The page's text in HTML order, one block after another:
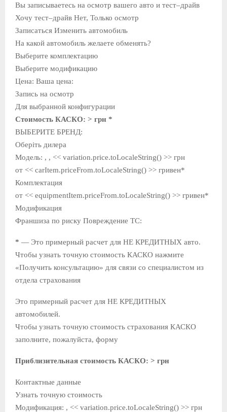
Вы записываетесь на осмотр вашего авто и тест–драйв
Хочу тест–драйв Нет, Только осмотр
Записаться Изменить автомобиль
На какой автомобиль желаете обменять?
Выберите комплектацию
Выберите модификацию
Цена: Ваша цена:
Запись на осмотр
Для выбранной конфигурации
Стоимость КАСКО: > грн *
ВЫБЕРИТЕ БРЕНД:
Оберіть дилера
Модель: , , << variation.price.toLocaleString() >> грн
от << carItem.priceFrom.toLocaleString() >> гривен*
Комплектация
от << equipmentItem.priceFrom.toLocaleString() >> гривен*
Модификация
Франшиза по риску Повреждение ТС:
* — Это примерный расчет для НЕ КРЕДИТНЫХ авто.
Чтобы узнать точную стоимость КАСКО нажмите
«Получить консультацию» для связи со специалистом из
отдела страхования
Это примерный расчет для НЕ КРЕДИТНЫХ
автомобилей.
Чтобы узнать точную стоимость страхования КАСКО
заполните, пожалуйста, форму
Приблизительная стоимость КАСКО: > грн
Контактные данные
Узнать точную стоимость
Модификация: , << variation.price.toLocaleString() >> грн